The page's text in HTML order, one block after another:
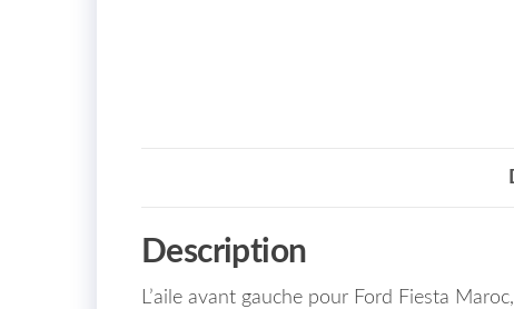
Description
L’aile avant gauche pour Ford Fiesta